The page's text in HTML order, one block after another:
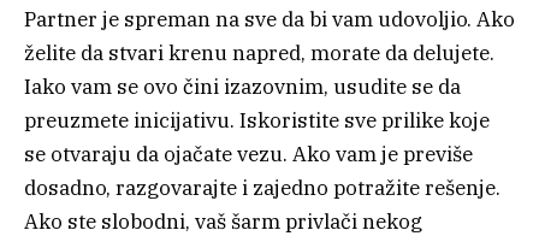
Partner je spreman na sve da bi vam udovoljio. Ako
želite da stvari krenu napred, morate da delujete.
Iako vam se ovo čini izazovnim, usudite se da
preuzmete inicijativu. Iskoristite sve prilike koje
se otvaraju da ojačate vezu. Ako vam je previše
dosadno, razgovarajte i zajedno potražite rešenje.
Ako ste slobodni, vaš šarm privlači nekog